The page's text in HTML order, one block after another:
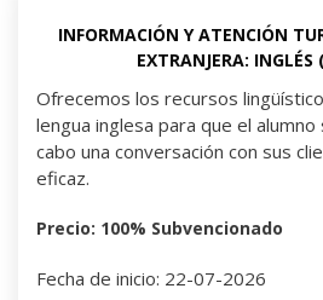
INFORMACIÓN Y ATENCIÓN
EXTRANJERA:
Ofrecemos los recursos
lengua inglesa para que el
cabo una conversación con sus
eficaz.
Precio: 100% Subvencionado
Fecha de inicio: 22-07-2026